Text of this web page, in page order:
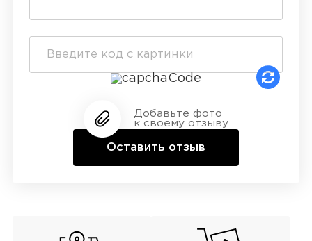
Добавьте фото
к своему отзыву
Оставить отзыв